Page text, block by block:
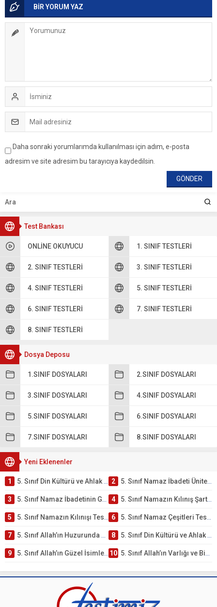
Test Bankası
ONLINE OKUYUCU 1. SINIF TESTLERI
2. SINIF TESTLERI 3. SINIF TESTLERI
4. SINIF TESTLERI 5. SINIF TESTLERI
6. SINIF TESTLERI 7. SINIF TESTLERI
8. SINIF TESTLERI
Dosya Deposu
1.SINIF DOSYALARI 2.SINIF DOSYALARI
3.SINIF DOSYALARI 4.SINIF DOSYALARI
5.SINIF DOSYALARI 6.SINIF DOSYALARI
7.SINIF DOSYALARI 8.SINIF DOSYALARI
Yeni Eklenenler
1 5. Sınıf Din Kültürü ve Ahlak Bilgisi 2. Ünite: Namaz İbadeti Çalışmaları 2 5. Sınıf Namaz İbadeti Ünite Testi – Online Çöz
3 5. Sınıf Namaz İbadetinin Getirdiği Faydalar Testi 4 5. Sınıf Namazın Kılınış Şartları Testi
5 5. Sınıf Namazın Kılınışı Testi – Online Çöz 6 5. Sınıf Namaz Çeşitleri Testi – Online Çöz
7 5. Sınıf Allah’ın Huzurunda Olmak – Namaz İbadeti Testi 8 5. Sınıf Din Kültürü ve Ahlak Bilgisi 1. Ünite: Allah İnancı Çalışmaları
9 5. Sınıf Allah’ın Güzel İsimleri Testi – Online Çöz 10 5. Sınıf Allah’ın Varlığı ve Birliği Testi – Online Çöz
BİR YORUM YAZ
Daha sonraki yorumlarımda kullanılması için adım, e-posta
adresim ve site adresim bu tarayıcıya kaydedilsin.